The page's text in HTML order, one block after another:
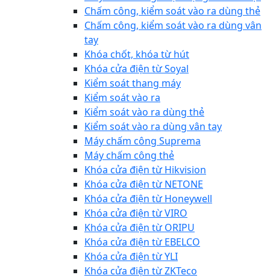
Chấm công, kiểm soát vào ra dùng thẻ
Chấm công, kiểm soát vào ra dùng vân
tay
Khóa chốt, khóa từ hút
Khóa cửa điện từ Soyal
Kiểm soát thang máy
Kiểm soát vào ra
Kiểm soát vào ra dùng thẻ
Kiểm soát vào ra dùng vân tay
Máy chấm công Suprema
Máy chấm công thẻ
Khóa cửa điện từ Hikvision
Khóa cửa điện từ NETONE
Khóa cửa điện từ Honeywell
Khóa cửa điện từ VIRO
Khóa cửa điện từ ORIPU
Khóa cửa điện từ EBELCO
Khóa cửa điện từ YLI
Khóa cửa điện từ ZKTeco